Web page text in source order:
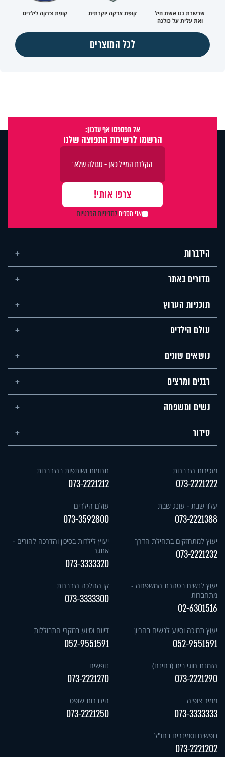
שרשרת ננו אשת חיל
ואת עלית על כולנה
קופת צדקה יוקרתית קופת צדקה לילדים
לכל המוצרים
אל תפספסו אף עדכון:
הרשמו לרשימת התפוצה שלנו
אני מסכיםלמדיניות הפרטיות
הידברות
מדורים באתר
תוכניות הערוץ
עולם הילדים
נושאים שונים
רבנים ומרצים
נשים ומשפחה
סידור
מזכירות הידברות
073-2221222
תרומות ושותפות בהידברות
073-2221212
עלון שבת - עונג שבת
073-2221388
עולם הילדים
073-3592800
יעוץ למתחזקים בתחילת הדרך
073-2221232
יעוץ לילדות בסיכון והדרכה להורים -
אתגר
073-3333320
יעוץ לנשים בטהרת המשפחה -
מתחברות
02-6301516
קו ההלכה הידברות
073-3333300
יעוץ תמיכה וסיוע לנשים בהריון
052-9551591
דיווח וסיוע במקרי התבוללות
052-9551591
הזמנת חוגי בית (בחינם)
073-2221290
נופשים
073-2221270
ממיר צופיה
073-3333333
הידברות שופס
073-2221250
נופשים וסמינרים בחו"ל
073-2221202